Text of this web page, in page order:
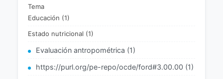
Tema
Educación (1)
Estado nutricional (1)
Evaluación antropométrica (1)
https://purl.org/pe-repo/ocde/ford#3.00.00 (1)